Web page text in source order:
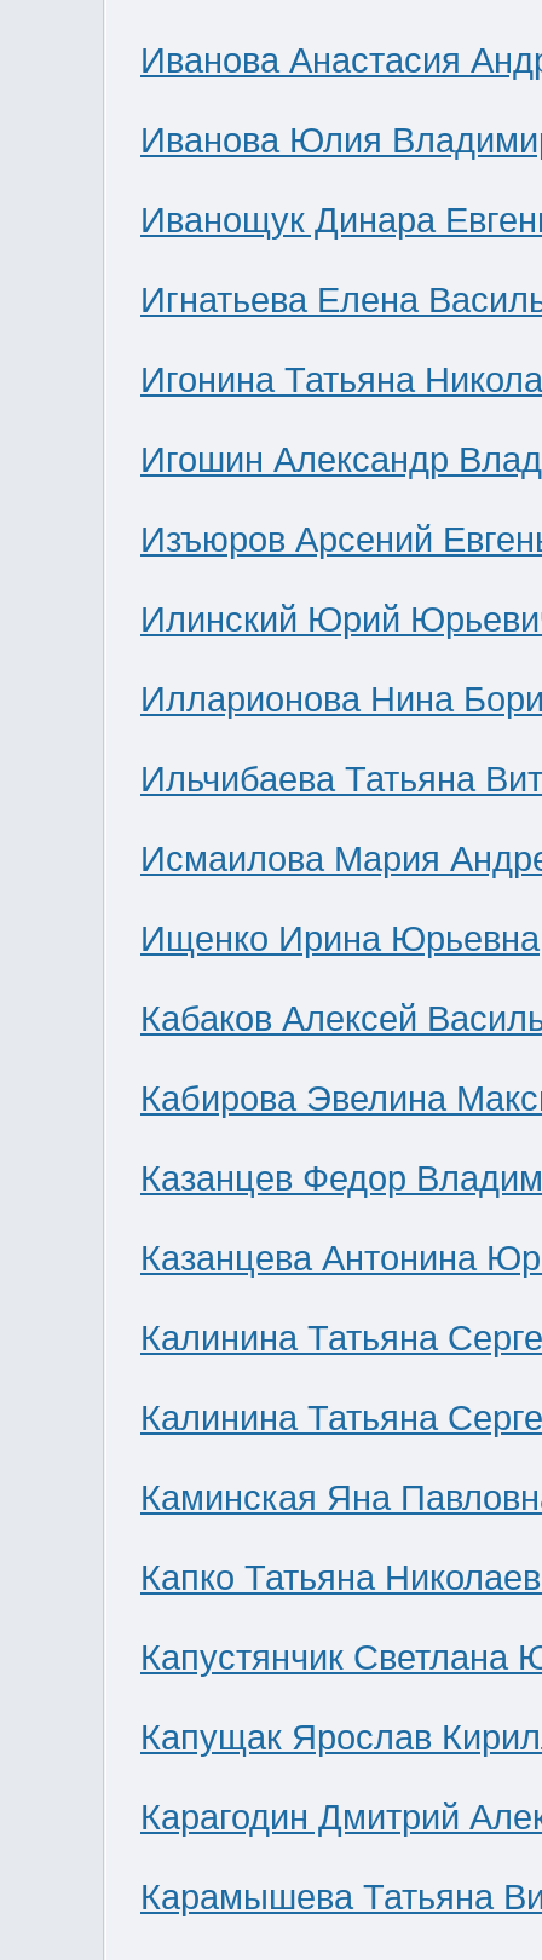
Иванова Анастасия
Иванова Юлия
Иванощук Динара
Игнатьева Елена
Игонина Татьяна
Игошин Александр
Изъюров Арсений
Илинский Юрий
Илларионова Нина
Ильчибаева Татьяна
Исмаилова Мария
Ищенко Ирина Юрьевна
Кабаков Алексей
Кабирова Эвелина
Казанцев Федор
Казанцева Антонина
Калинина Татьяна
Калинина Татьяна
Каминская Яна
Капко Татьяна
Капустянчик Светлана
Капущак Ярослав
Карагодин Дмитрий
Карамышева Татьяна